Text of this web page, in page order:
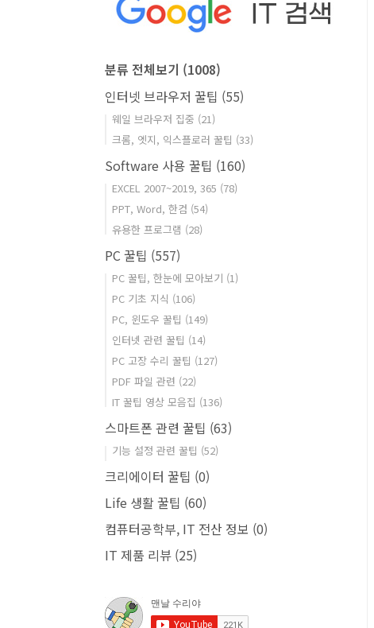
분류 전체보기 (1008)
인터넷 브라우저 꿀팁 (55)
웨일 브라우저 집중 (21)
크롬, 엣지, 익스플로러 꿀팁 (33)
Software 사용 꿀팁 (160)
EXCEL 2007~2019, 365 (78)
PPT, Word, 한컴 (54)
유용한 프로그램 (28)
PC 꿀팁 (557)
PC 꿀팁, 한눈에 모아보기 (1)
PC 기초 지식 (106)
PC, 윈도우 꿀팁 (149)
인터넷 관련 꿀팁 (14)
PC 고장 수리 꿀팁 (127)
PDF 파일 관련 (22)
IT 꿀팁 영상 모음집 (136)
스마트폰 관련 꿀팁 (63)
기능 설정 관련 꿀팁 (52)
크리에이터 꿀팁 (0)
Life 생활 꿀팁 (60)
컴퓨터공학부, IT 전산 정보 (0)
IT 제품 리뷰 (25)